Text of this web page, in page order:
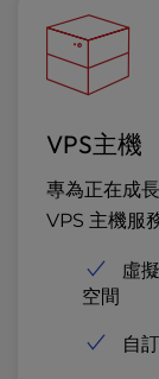
VPS主機
專為正在成
VPS 主機服
虛
空間
自